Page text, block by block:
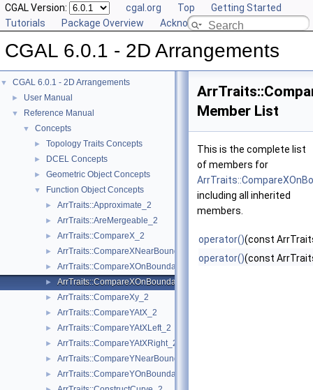
CGAL Version: cgal.org Top
Getting Started
Tutorials
Package Overview Acknowledging CGAL
CGAL 6.0.1 - 2D Arrangements
▼ CGAL 6.0.1 - 2D Arrangements
► User Manual
▼ Reference Manual
▼ Concepts
► Topology Traits Concepts
► DCEL Concepts
► Geometric Object Concepts
▼ Function Object Concepts
► ArrTraits::Approximate_2
► ArrTraits::AreMergeable_2
► ArrTraits::CompareX_2
► ArrTraits::CompareXNearBoundary_2
► ArrTraits::CompareXOnBoundary_2
► ArrTraits::CompareXOnBoundaryOfCurveEnd_2
► ArrTraits::CompareXy_2
► ArrTraits::CompareYAtX_2
► ArrTraits::CompareYAtXLeft_2
► ArrTraits::CompareYAtXRight_2
► ArrTraits::CompareYNearBoundary_2
► ArrTraits::CompareYOnBoundary_2
Member List
This is the complete list
of members for
including all inherited
members.
operator()(const
operator()(const